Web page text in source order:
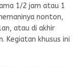
1/2 jam atau 1
nonton,
atau di akhir
Kegiatan khusus ini